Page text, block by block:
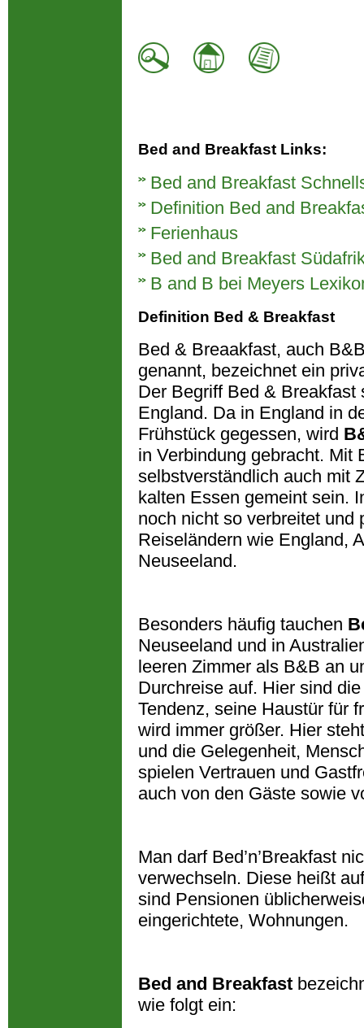
Bed and Breakfast Links:
Bed and Breakfast
Definition Bed and
Ferienhaus
Bed and Breakfast
B and B bei Meyers
Definition Bed & Breakfast
Bed & Breaakfast, auch
genannt, bezeichnet ein
Der Begriff Bed & Breakfast
England. Da in England in
Frühstück gegessen, wird
in Verbindung gebracht. Mit
selbstverständlich auch mit
kalten Essen gemeint sein.
noch nicht so verbreitet und
Reiseländern wie England,
Neuseeland.
Besonders häufig tauchen
Neuseeland und in
leeren Zimmer als B&B an
Durchreise auf. Hier sind
Tendenz, seine Haustür für
wird immer größer. Hier
und die Gelegenheit,
spielen Vertrauen und
auch von den Gäste sowie
Man darf Bed’n’Breakfast
verwechseln. Diese heißt
sind Pensionen
eingerichtete, Wohnungen.
Bed and Breakfast
wie folgt ein: